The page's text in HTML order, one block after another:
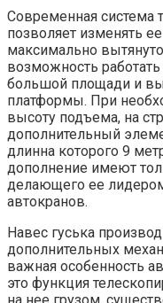
Современная система
позволяет изменять
максимально
возможность
большой площади и
платформы. При
высоту подъема, на
дополнительный
длинна которого 9
дополнение имеют
делающего ее
автокранов.
Навес гуська
дополнительных
важная особенность
это функция
на нее грузом,